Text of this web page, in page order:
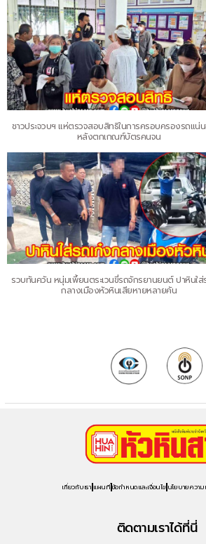
ชาวประจวบฯ แห่ตรวจสอบสิทธิในการครอบครองรถแน่
หลังตกเกณฑ์บัตรคนจน
รวบทันควัน หนุ่มเพี้ยนตระเวนขี่รถจักรยานยนต์ ปาหินใส่
กลางเมืองหัวหินเสียหายหลายคัน
เกี่ยวกับเรา แผนที่ ข้อกำหนดและเงื่อนไข นโยบายควา
ติดตามเราได้ที่นี่